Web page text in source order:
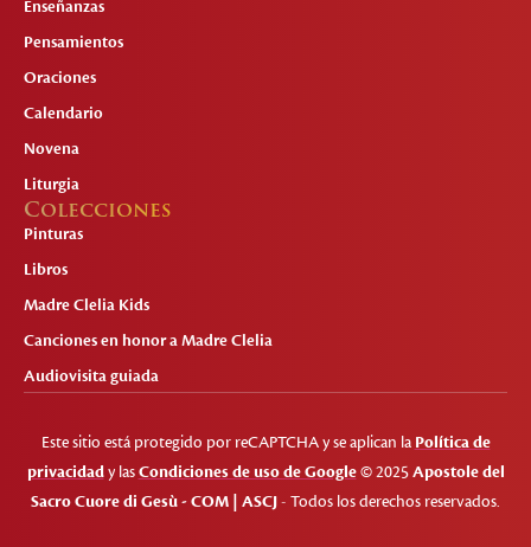
Enseñanzas
Pensamientos
Oraciones
Calendario
Novena
Liturgia
Colecciones
Pinturas
Libros
Madre Clelia Kids
Canciones en honor a Madre Clelia
Audiovisita guiada
Este sitio está protegido por reCAPTCHA y se aplican la Política de
privacidady lasCondiciones de uso de Google© 2025Apostole del
Sacro Cuore di Gesù - COM | ASCJ- Todos los derechos reservados.